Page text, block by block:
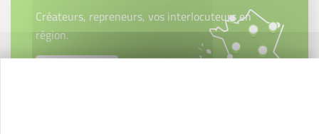
Créateurs, repreneurs, vos interlocuteurs en
région.